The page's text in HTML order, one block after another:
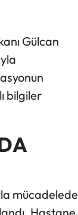
Gülcan
bilgiler
mücadelede